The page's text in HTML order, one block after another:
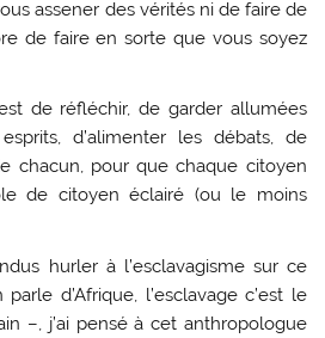
assener des vérités ni de faire de
de faire en sorte que vous soyez
de réfléchir, de garder allumées
d’alimenter les débats, de
chacun, pour que chaque citoyen
de citoyen éclairé (ou le moins
hurler à l’esclavagisme sur ce
d’Afrique, l’esclavage c’est le
–, j’ai pensé à cet anthropologue